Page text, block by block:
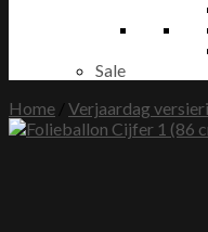
Sale
Home
Verjaardag